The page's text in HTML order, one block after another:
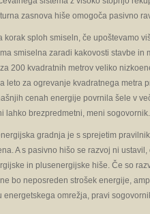
zasnova hiše omogoča pasivno
korak sploh smiseln, če upoštevamo
smiselna zaradi kakovosti stavbe
200 kvadratnih metrov veliko
leto za ogrevanje kvadratnega metra
cenah energije povrnila šele v
lahko brezpredmetni, meni sogovornik.
gradnja je s sprejetim
A s pasivno hišo se razvoj ni
in plusenergijske hiše. Če so
bo neposreden strošek energije,
energetskega omrežja, pravi